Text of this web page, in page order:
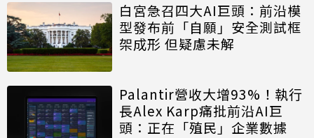
白宮急召四大AI巨頭：前沿模
型發布前「自願」安全測試框
架成形 但疑慮未解
Palantir營收大增93%！執行
長Alex Karp痛批前沿AI巨
頭：正在「殖民」企業數據